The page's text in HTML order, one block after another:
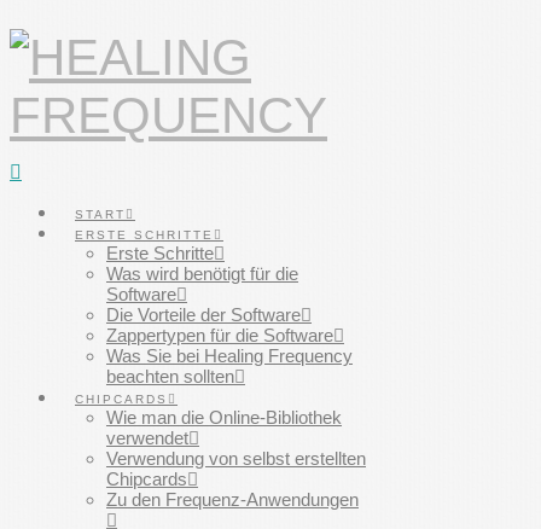
START
ERSTE SCHRITTE
Erste Schritte
Was wird benötigt für die
Software
Die Vorteile der Software
Zappertypen für die Software
Was Sie bei Healing Frequency
beachten sollten
CHIPCARDS
Wie man die Online-Bibliothek
verwendet
Verwendung von selbst erstellten
Chipcards
Zu den Frequenz-Anwendungen